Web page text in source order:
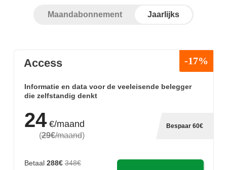
Maandabonnement Jaarlijks
Access -17%
Informatie en data voor de veeleisende belegger
die zelfstandig denkt
24€/maand
(29€/maand)
Bespaar 60€
Betaal 288€ 348€